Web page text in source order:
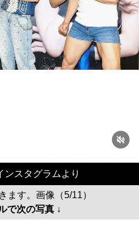
ンスタグラムより
ます。画像（5/11）
で次の写真 ↓